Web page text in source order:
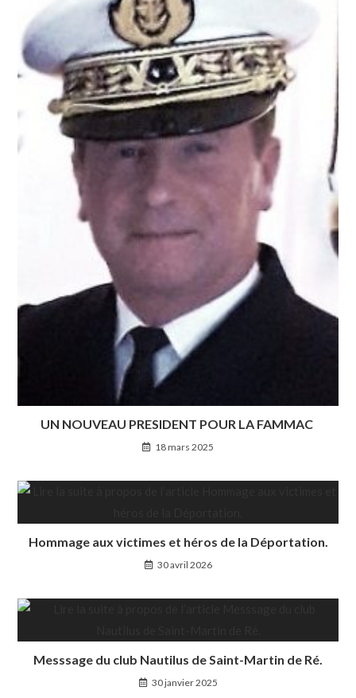
UN NOUVEAU PRESIDENT POUR LA FAMMAC
18 mars 2025
Hommage aux victimes et héros de la Déportation.
30 avril 2026
Messsage du club Nautilus de Saint-Martin de Ré.
30 janvier 2025